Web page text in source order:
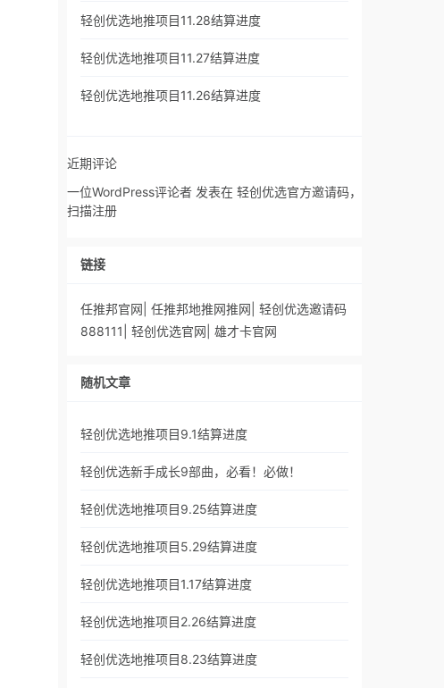
轻创优选地推项目11.28结算进度
轻创优选地推项目11.27结算进度
轻创优选地推项目11.26结算进度
近期评论
一位WordPress评论者 发表在 轻创优选官方邀请码，
扫描注册
链接
任推邦官网 任推邦地推网推网 轻创优选邀请码
888111
轻创优选官网 雄才卡官网
随机文章
轻创优选地推项目9.1结算进度
轻创优选新手成长9部曲，必看！必做！
轻创优选地推项目9.25结算进度
轻创优选地推项目5.29结算进度
轻创优选地推项目1.17结算进度
轻创优选地推项目2.26结算进度
轻创优选地推项目8.23结算进度